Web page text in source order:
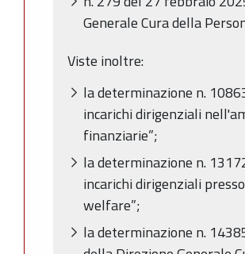
Generale Cura della
Viste inoltre:
la determinazione n.
incarichi dirigenziali
finanziarie”;
la determinazione n.
incarichi dirigenziali
welfare”;
la determinazione n.